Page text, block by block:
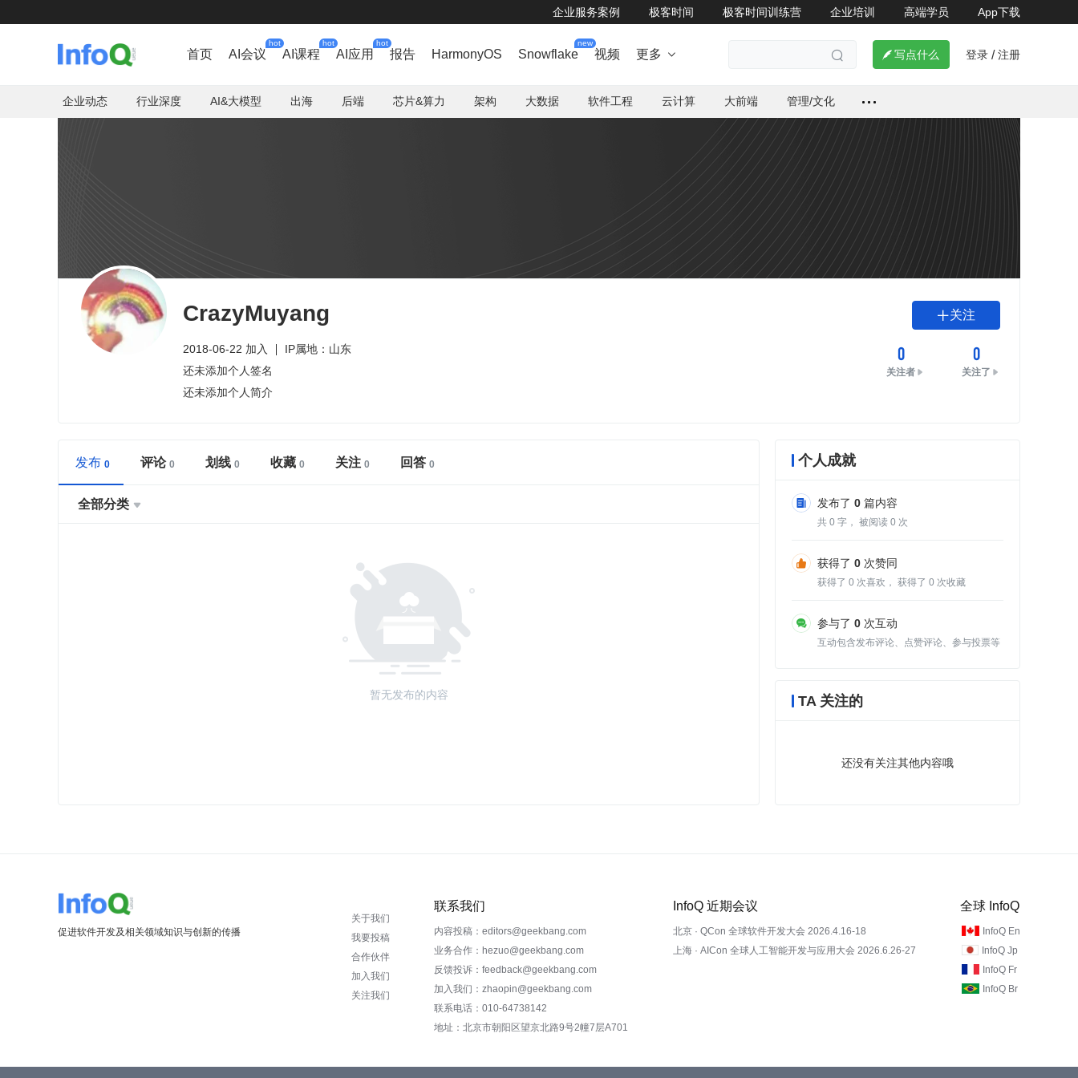
企业服务案例 极客时间 极客时间训练营 企业培训 高端学员 App下载
首页 AI会议
hot
AI课程
hot
AI应用
hot
报告 HarmonyOS Snowflake
new
视频 更多    写点什么 登录 / 注册
企业动态 行业深度 AI&大模型 出海 后端 芯片&算力 架构 大数据 软件工程 云计算 大前端 管理/文化
CrazyMuyang
2018-06-22 加入
IP属地：山东
还未添加个人签名
还未添加个人简介
关注
0
关注者
0
关注了
发布 评论 划线 收藏 关注 回答
全部分类 
暂无发布的内容
个人成就
发布了 0 篇内容
共 0 字， 被阅读 0 次
获得了 0 次赞同
获得了 0 次喜欢， 获得了 0 次收藏
参与了 0 次互动
互动包含发布评论、点赞评论、参与投票等
TA 关注的
还没有关注其他内容哦
促进软件开发及相关领域知识与创新的传播
关于我们
我要投稿
合作伙伴
加入我们
关注我们
联系我们
内容投稿：editors@geekbang.com
业务合作：hezuo@geekbang.com
反馈投诉：feedback@geekbang.com
加入我们：zhaopin@geekbang.com
联系电话：010-64738142
地址：北京市朝阳区望京北路9号2幢7层A701
InfoQ 近期会议
北京 · QCon 全球软件开发大会 2026.4.16-18
上海 · AICon 全球人工智能开发与应用大会 2026.6.26-27
全球 InfoQ
InfoQ En
InfoQ Jp
InfoQ Fr
InfoQ Br